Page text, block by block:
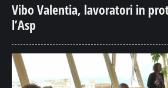
Vibo Valentia, lavoratori in
l’Asp